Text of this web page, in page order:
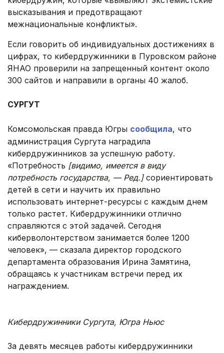
высказывания и предотвращают
межнациональные конфликты».
Если говорить об индивидуальных достижениях в
цифрах, то кибердружинники в Пуровском районе
ЯНАО проверили на запрещенный контент около
300 сайтов и направили в органы 40 жалоб.
СУРГУТ
Комсомольская правда Югры сообщила, что
администрация Сургута наградила
кибердружинников за успешную работу.
«Потребность [видимо, имеется в виду
потребность государства, — Ред.]сориентировать
детей в сети и научить их правильно
использовать интернет-ресурсы с каждым днем
только растет. Кибердружинники отлично
справляются с этой задачей. Сегодня
киберволонтерством занимается более 1200
человек», — сказала директор городского
департамента образования Ирина Замятина,
обращаясь к участникам встречи перед их
награждением.
Кибердружинники Сургута, Югра Ньюс
За девять месяцев работы кибердружинники